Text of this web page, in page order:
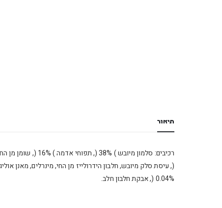
תיאור
רכיבים: סלמון מיובש ) 38% (, תפוחי אדמה ) 16% (, שומן מן החי ) 15% ( )שומן עוף מזוכך ב־ 99.5% (, בשר עוף טרי ) 12% (, חלבון תפוחי אדמה, שמרי בירה, אפונה ) 4%
0.04% (, אבקת חלבון חלב.